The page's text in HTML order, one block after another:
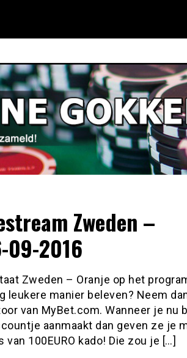
Zweden –
09-2016
Zweden – Oranje op het
leukere manier beleven? Neem
van MyBet.com. Wanneer je nu
aanmaakt dan geven ze je
100EURO kado! Die zou je […]